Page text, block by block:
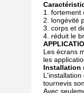
1. fortement
2. longévité
3. corps et
4. réduit le
Les écrans
les
Installation
tournevis
Avec